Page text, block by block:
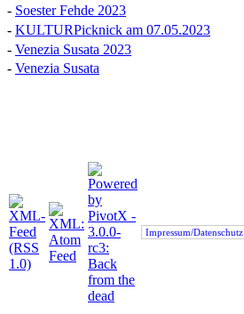
- Soester Fehde 2023
- KULTURPicknick am 07.05.2023
- Venezia Susata 2023
- Venezia Susata
Impressum/Datenschutz